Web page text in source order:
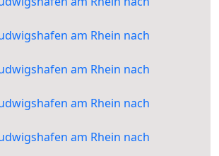
am Rhein nach
am Rhein nach
am Rhein nach
am Rhein nach